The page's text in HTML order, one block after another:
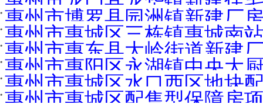
惠州市博罗县园洲镇新建厂
惠州市惠城区三栋镇惠城南
惠州市惠东县大岭街道新建
惠州市惠阳区永湖镇中央大
惠州市惠城区水口西区地块
惠州市惠城区配售型保障房